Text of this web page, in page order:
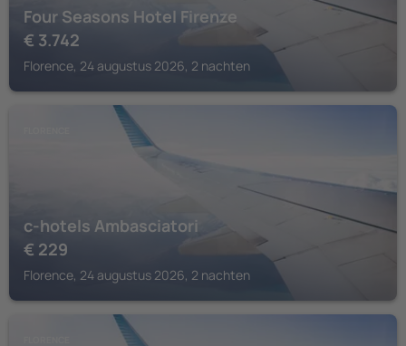
Four Seasons Hotel Firenze
€ 3.742
Florence, 24 augustus 2026, 2 nachten
c-hotels Ambasciatori
€ 229
Florence, 24 augustus 2026, 2 nachten